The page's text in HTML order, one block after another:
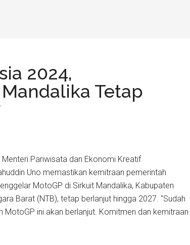
2024,
Tetap
Pariwisata dan Ekonomi Kreatif
Uno memastikan kemitraan pemerintah
MotoGP di Sirkuit Mandalika, Kabupaten
Barat (NTB), tetap berlanjut hingga 2027. "Sudah
MotoGP ini akan berlanjut. Komitmen dan kemitraan